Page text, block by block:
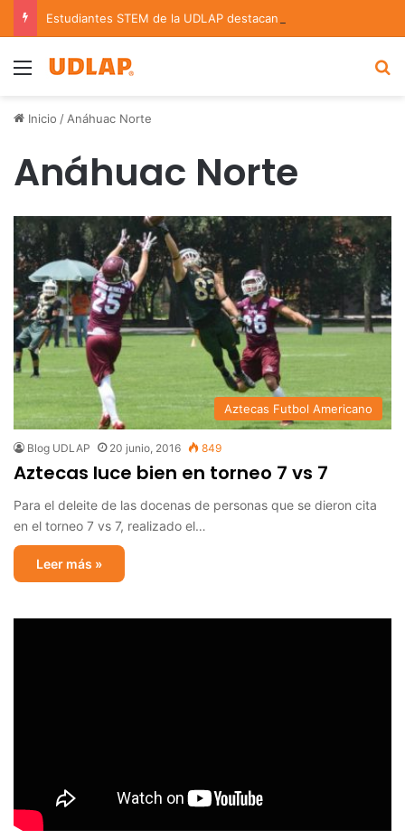
Menu
Inicio / Anáhuac Norte
Anáhuac Norte
Aztecas Futbol Americano
Blog UDLAP 20 junio, 2016 849
Aztecas luce bien en torneo 7 vs 7
Para el deleite de las docenas de personas que se dieron cita
en el torneo 7 vs 7, realizado el…
Leer más »